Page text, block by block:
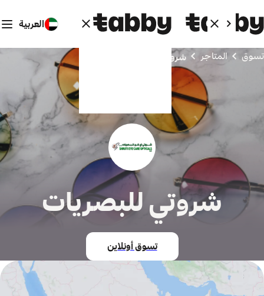
العربية
تسوق المتاجر شروتي للبصريات
شروتي للبصريات
تسوق أونلاين